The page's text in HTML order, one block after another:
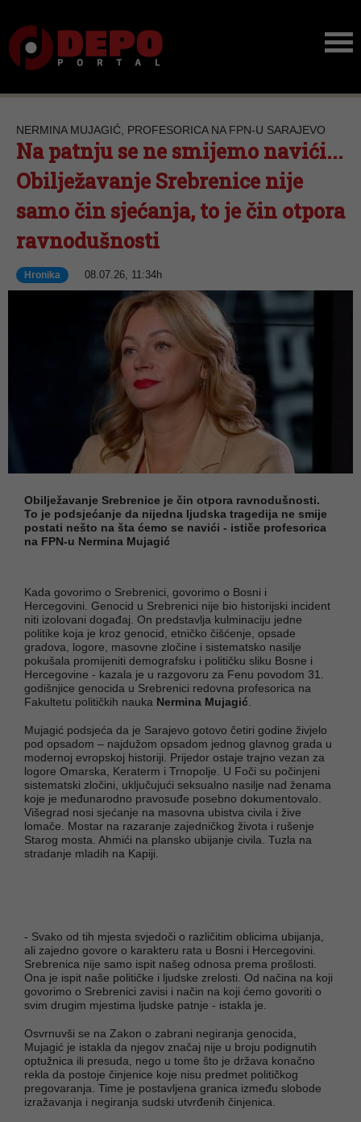
NERMINA MUJAGIĆ, PROFESORICA NA FPN-U SARAJEVO
Na patnju se ne smijemo navići...
Obilježavanje Srebrenice nije
samo čin sjećanja, to je čin otpora
ravnodušnosti
Hronika 08.07.26, 11:34h
Obilježavanje Srebrenice je čin otpora ravnodušnosti.
To je podsjećanje da nijedna ljudska tragedija ne smije
postati nešto na šta ćemo se navići - ističe profesorica
na FPN-u Nermina Mujagić
Kada govorimo o Srebrenici, govorimo o Bosni i
Hercegovini. Genocid u Srebrenici nije bio historijski incident
niti izolovani događaj. On predstavlja kulminaciju jedne
politike koja je kroz genocid, etničko čišćenje, opsade
gradova, logore, masovne zločine i sistematsko nasilje
pokušala promijeniti demografsku i političku sliku Bosne i
Hercegovine - kazala je u razgovoru za Fenu povodom 31.
godišnjice genocida u Srebrenici redovna profesorica na
Fakultetu političkih nauka Nermina Mujagić
Mujagić podsjeća da je Sarajevo gotovo četiri godine živjelo
pod opsadom – najdužom opsadom jednog glavnog grada u
modernoj evropskoj historiji. Prijedor ostaje trajno vezan za
logore Omarska, Keraterm i Trnopolje. U Foči su počinjeni
sistematski zločini, uključujući seksualno nasilje nad ženama
koje je međunarodno pravosuđe posebno dokumentovalo.
Višegrad nosi sjećanje na masovna ubistva civila i žive
lomače. Mostar na razaranje zajedničkog života i rušenje
Starog mosta. Ahmići na plansko ubijanje civila. Tuzla na
stradanje mladih na Kapiji.
- Svako od tih mjesta svjedoči o različitim oblicima ubijanja,
ali zajedno govore o karakteru rata u Bosni i Hercegovini.
Srebrenica nije samo ispit našeg odnosa prema prošlosti.
Ona je ispit naše političke i ljudske zrelosti. Od načina na koji
govorimo o Srebrenici zavisi i način na koji ćemo govoriti o
svim drugim mjestima ljudske patnje - istakla je.
Osvrnuvši se na Zakon o zabrani negiranja genocida,
Mujagić je istakla da njegov značaj nije u broju podignutih
optužnica ili presuda, nego u tome što je država konačno
rekla da postoje činjenice koje nisu predmet političkog
pregovaranja. Time je postavljena granica između slobode
izražavanja i negiranja sudski utvrđenih činjenica.